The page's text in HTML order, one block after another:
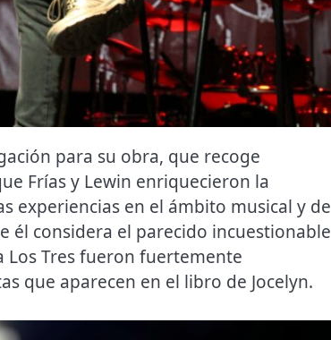
para su obra, que recoge
Frías y Lewin enriquecieron la
experiencias en el ámbito musical y de
él considera el parecido incuestionable
Los Tres fueron fuertemente
que aparecen en el libro de Jocelyn.